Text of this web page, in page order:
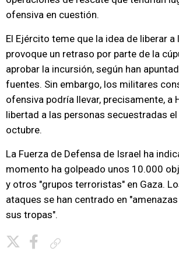
ofensiva en cuestión.
El Ejército teme que la idea de liberar a
provoque un retraso por parte de la
aprobar la incursión, según han
fuentes. Sin embargo, los militares
ofensiva podría llevar, precisamente, a
libertad a las personas secuestradas
octubre.
La Fuerza de Defensa de Israel ha
momento ha golpeado unos 10.000
y otros "grupos terroristas" en Gaza.
ataques se han centrado en
sus tropas".